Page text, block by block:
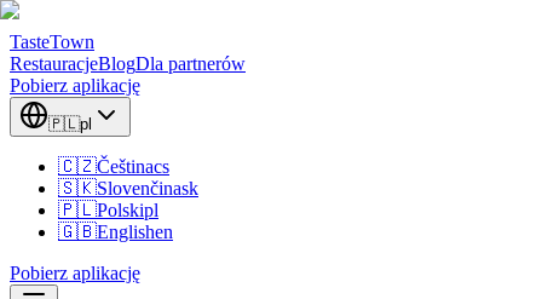
TasteTown
RestauracjeBlogDla partnerów
Pobierz aplikację
🇵🇱pl
🇨🇿Češtinacs
🇸🇰Slovenčinask
🇵🇱Polskipl
🇬🇧Englishen
Pobierz aplikację